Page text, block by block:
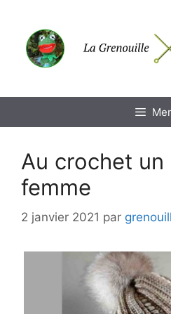
contenu
Au crochet un
femme
2 janvier 2021 par